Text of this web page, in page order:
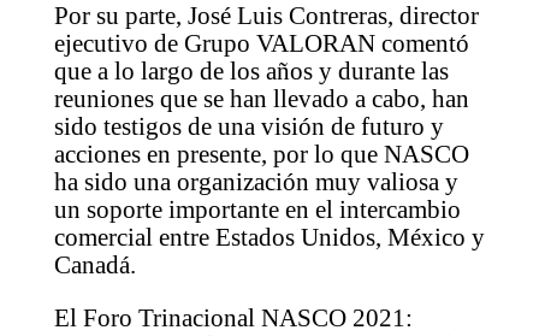
Por su parte, José Luis Contreras, director
ejecutivo de Grupo VALORAN comentó
que a lo largo de los años y durante las
reuniones que se han llevado a cabo, han
sido testigos de una visión de futuro y
acciones en presente, por lo que NASCO
ha sido una organización muy valiosa y
un soporte importante en el intercambio
comercial entre Estados Unidos, México y
Canadá.
El Foro Trinacional NASCO 2021: